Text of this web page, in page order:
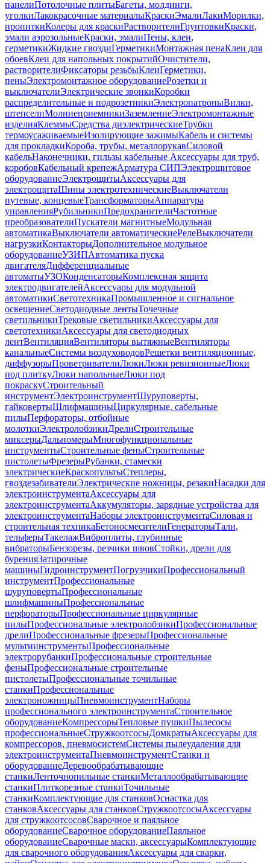
панелиПотолочные плитыБагеты, молдинги,
уголкиЛакокрасочные материалыКраскиЭмалиЛакиМорилки,
пропиткиКолеры для краскиРастворителиГрунтовкиКраски,
эмали аэрозольныеКраски, эмалиПены, клеи,
герметикиЖидкие гвоздиГерметикиМонтажная пенаКлеи для
обоевКлеи для напольных покрытийОчистители,
растворителиФиксаторы резьбыКлеиГерметики,
пеныЭлектромонтажное оборудованиеРозетки и
выключателиЭлектрические звонкиКоробки
распределительные и подрозетникиЭлектропатроныВилки,
штепселиМолниеприемникиЗаземлениеЭлектромонтажные
изделияКлеммыСредства диэлектрическиеТрубки
термоусаживаемыеИзолирующие зажимыКабель и системы
для прокладкиКороба, трубы, металлорукавСиловой
кабельНаконечники, гильзы кабельные Аксессуары для труб,
коробовКабельный крепежАрматура СИПЭлектрощитовое
оборудованиеЭлектрощитыАксессуары для
электрощитаШины электротехническиеВыключатели
путевые, концевыеТрансформаторыАппаратура
управленияРубильникиПредохранителиЧастотные
преобразователиПускатели магнитныеМодульная
автоматикаВыключатели автоматическиеРелеВыключатели
нагрузкиКонтакторыДополнительное модульное
оборудованиеУЗИПАвтоматика пуска
двигателяДифференциальные
автоматыУЗОКонденсаторыКомплексная защита
электродвигателейАксессуары для модульной
автоматикиСветотехникаПромышленное и сигнальное
освещениеСветодиодные лентыТочечные
светильникиТрековые светильникиАксессуары для
светотехникиАксессуары для светодиодных
лентВентиляцияВентиляторы вытяжныеВентиляторы
канальныеСистемы воздуховодовРешетки вентиляционные,
диффузорыПроветривателиЛюкиЛюки ревизионныеЛюки
под плиткуЛюки напольныеЛюки под
покраскуСтроительный
инструментЭлектроинструментШуруповерты,
гайковертыШлифмашиныЦиркулярные, сабельные
пилыПерфораторы, отбойные
молоткиЭлектролобзикиДрелиСтроительные
миксерыДальномерыМногофункциональные
инструментыСтроительные феныСтроительные
пистолетыФрезерыРубанки, стамески
электрическиеКраскопультыСтеплеры,
гвоздезабивателиЭлектрические ножницы, резакиНасадки для
электроинструментаАксессуары для
электроинструментаАккумуляторы, зарядные устройства для
электроинструментаНаборы электроинструментаСиловая и
строительная техникаБетоносмесителиГенераторыТали,
тельферыТакелажВиброплиты, глубинные
вибраторыБензорезы, резчики швовСтойки, дрели для
буренияЗатирочные
машиныГидроинструментПогрузчикиПрофессиональный
инструментПрофессиональные
шуруповертыПрофессиональные
шлифмашиныПрофессиональные
перфораторыПрофессиональные циркулярные
пилыПрофессиональные электролобзикиПрофессиональные
дрелиПрофессиональные фрезерыПрофессиональные
мультиинструментыПрофессиональные
электрорубанкиПрофессиональные строительные
феныПрофессиональные строительные
пистолетыПрофессиональные точильные
станкиПрофессиональные
электроножницыПневмоинструментНаборы
профессионального электроинструментаСтроительное
оборудованиеКомпрессорыТепловые пушкиПылесосы
профессиональныеСтружкоотсосыДомкратыАксессуары для
компрессоров, пневмосистемСистемы пылеудаления для
электроинструментаПневмоинструментСтанки и
оборудованиеДеревообрабатывающие
станкиЛенточнопильные станкиМеталлообрабатывающие
станкиПлиткорезные станкиТочильные
станкиКомплектующие для станковОснастка для
станковАксессуары для станковСтружкоотсосыАксессуары
для стружкоотсосовСварочное и паяльное
оборудованиеСварочное оборудованиеПаяльное
оборудованиеСварочные маски, аксессуарыКомплектующие
для сварочного оборудованияАксессуары для сварки,